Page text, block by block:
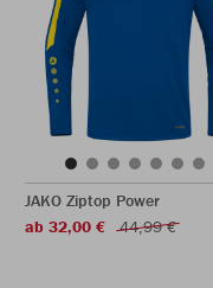
JAKO Ziptop Power
ab 32,00 €
44,99 €